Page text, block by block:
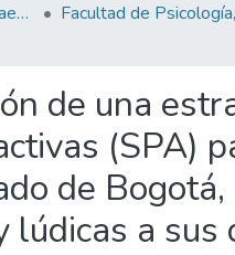
Tesis y disertaciones (Maestrías)
de una
(SPA)
de
lúdicas a sus